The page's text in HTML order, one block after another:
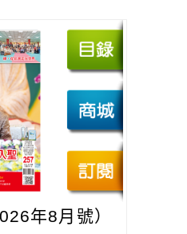
年8月號）